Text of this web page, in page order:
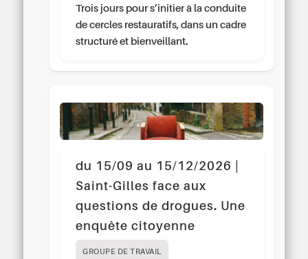
Trois jours pour s’initier à la conduite
de cercles restauratifs, dans un cadre
structuré et bienveillant.
du 15/09 au 15/12/2026 |
Saint-Gilles face aux
questions de drogues. Une
enquête citoyenne
GROUPE DE TRAVAIL